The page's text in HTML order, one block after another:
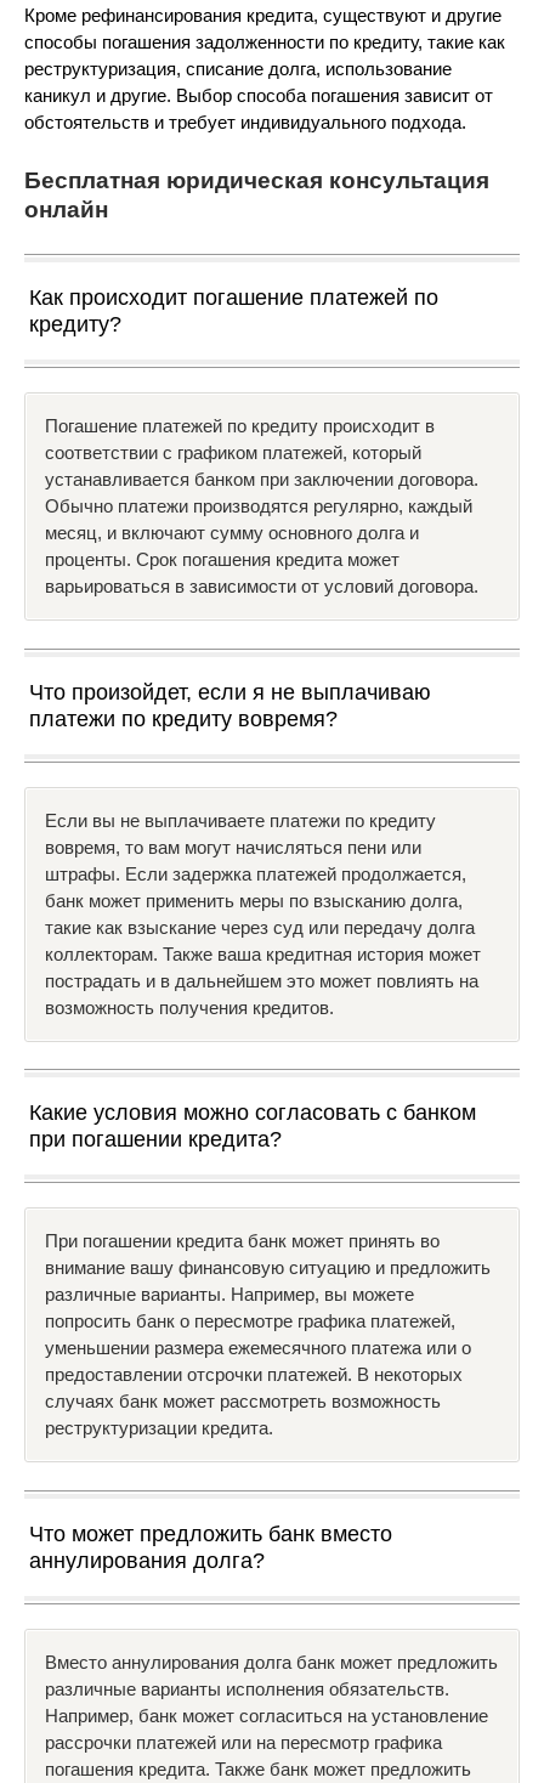
Кроме рефинансирования кредита, существуют и другие
способы погашения задолженности по кредиту, такие как
реструктуризация, списание долга, использование
каникул и другие. Выбор способа погашения зависит от
обстоятельств и требует индивидуального подхода.
Бесплатная юридическая консультация
онлайн
Как происходит погашение платежей по
кредиту?
Погашение платежей по кредиту происходит в
соответствии с графиком платежей, который
устанавливается банком при заключении договора.
Обычно платежи производятся регулярно, каждый
месяц, и включают сумму основного долга и
проценты. Срок погашения кредита может
варьироваться в зависимости от условий договора.
Что произойдет, если я не выплачиваю
платежи по кредиту вовремя?
Если вы не выплачиваете платежи по кредиту
вовремя, то вам могут начисляться пени или
штрафы. Если задержка платежей продолжается,
банк может применить меры по взысканию долга,
такие как взыскание через суд или передачу долга
коллекторам. Также ваша кредитная история может
пострадать и в дальнейшем это может повлиять на
возможность получения кредитов.
Какие условия можно согласовать с банком
при погашении кредита?
При погашении кредита банк может принять во
внимание вашу финансовую ситуацию и предложить
различные варианты. Например, вы можете
попросить банк о пересмотре графика платежей,
уменьшении размера ежемесячного платежа или о
предоставлении отсрочки платежей. В некоторых
случаях банк может рассмотреть возможность
реструктуризации кредита.
Что может предложить банк вместо
аннулирования долга?
Вместо аннулирования долга банк может предложить
различные варианты исполнения обязательств.
Например, банк может согласиться на установление
рассрочки платежей или на пересмотр графика
погашения кредита. Также банк может предложить